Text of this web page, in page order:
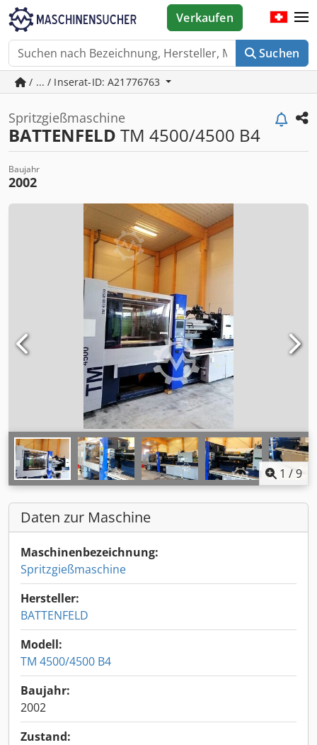
Suchen
Verkaufen
/ ... / Inserat-ID: A21776763
Spritzgießmaschine
BATTENFELD TM 4500/4500 B4
Baujahr
2002
1 /9
Daten zur Maschine
Maschinenbezeichnung:
Spritzgießmaschine
Hersteller:
BATTENFELD
Modell:
TM 4500/4500 B4
Baujahr:
2002
Zustand: